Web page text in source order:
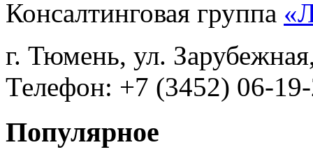
Консалтинговая группа
г. Тюмень, ул.
Телефон: +7 (3452) 06-
Популярное